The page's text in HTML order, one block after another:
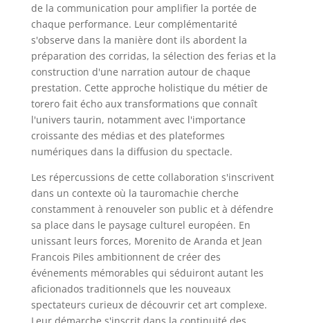
de la communication pour amplifier la portée de
chaque performance. Leur complémentarité
s'observe dans la manière dont ils abordent la
préparation des corridas, la sélection des ferias et la
construction d'une narration autour de chaque
prestation. Cette approche holistique du métier de
torero fait écho aux transformations que connaît
l'univers taurin, notamment avec l'importance
croissante des médias et des plateformes
numériques dans la diffusion du spectacle.
Les répercussions de cette collaboration s'inscrivent
dans un contexte où la tauromachie cherche
constamment à renouveler son public et à défendre
sa place dans le paysage culturel européen. En
unissant leurs forces, Morenito de Aranda et Jean
Francois Piles ambitionnent de créer des
événements mémorables qui séduiront autant les
aficionados traditionnels que les nouveaux
spectateurs curieux de découvrir cet art complexe.